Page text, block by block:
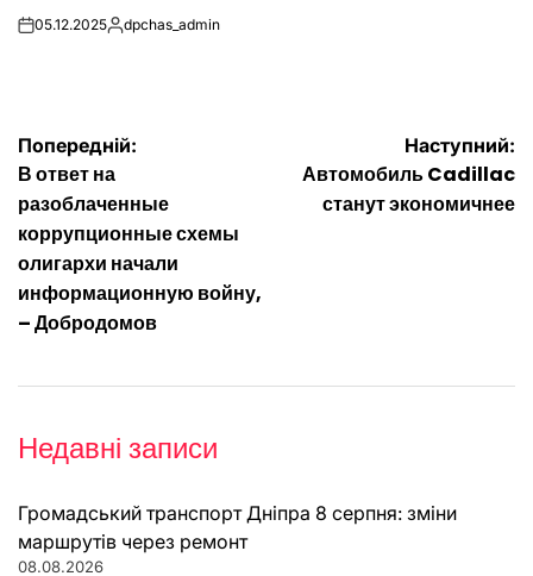
on05.12.2025Опубліковано
dpchas_admin
Навігація
записів
Попередній:
В ответ на
разоблаченные
коррупционные схемы
олигархи начали
информационную войну,
– Добродомов
Наступний:
Автомобиль Cadillac
станут экономичнее
Недавні записи
Громадський транспорт Дніпра 8 серпня: зміни
маршрутів через ремонт
08.08.2026